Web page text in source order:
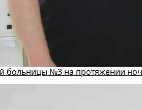
больницы №3 на протяжении